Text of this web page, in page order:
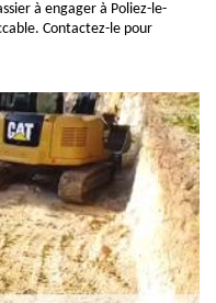
à engager à Poliez-le-
Contactez-le pour